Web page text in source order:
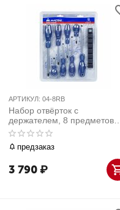
АРТИКУЛ: 04-8RB
Набор отвёрток с
держателем, 8 предметов
МАСТАК 04-8RB
предзаказ
3 790₽